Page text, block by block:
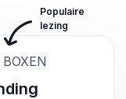
Populaire
lezing